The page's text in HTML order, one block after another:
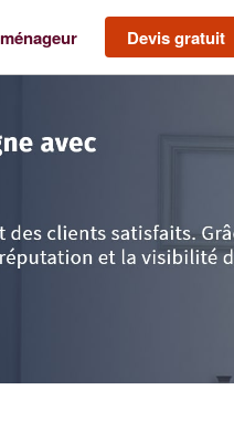
Devis gratuit